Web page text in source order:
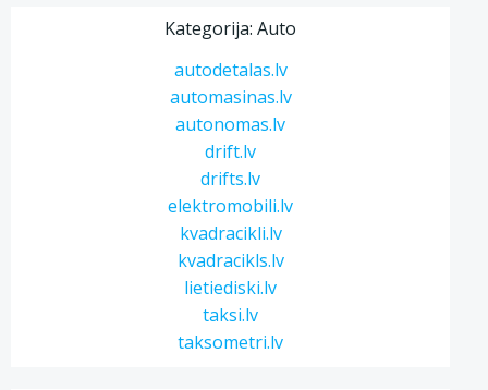
Kategorija: Auto
autodetalas.lv
automasinas.lv
autonomas.lv
drift.lv
drifts.lv
elektromobili.lv
kvadracikli.lv
kvadracikls.lv
lietiediski.lv
taksi.lv
taksometri.lv